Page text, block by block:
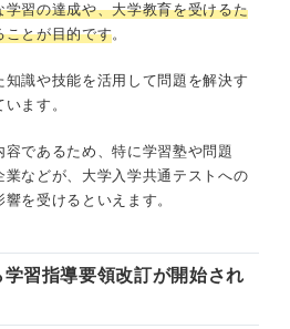
習の達成や、大学教育を受けるた
ことが目的です。
識や技能を活用して問題を解決す
ます。
であるため、特に学習塾や問題
などが、大学入学共通テストへの
を受けるといえます。
習指導要領改訂が開始され